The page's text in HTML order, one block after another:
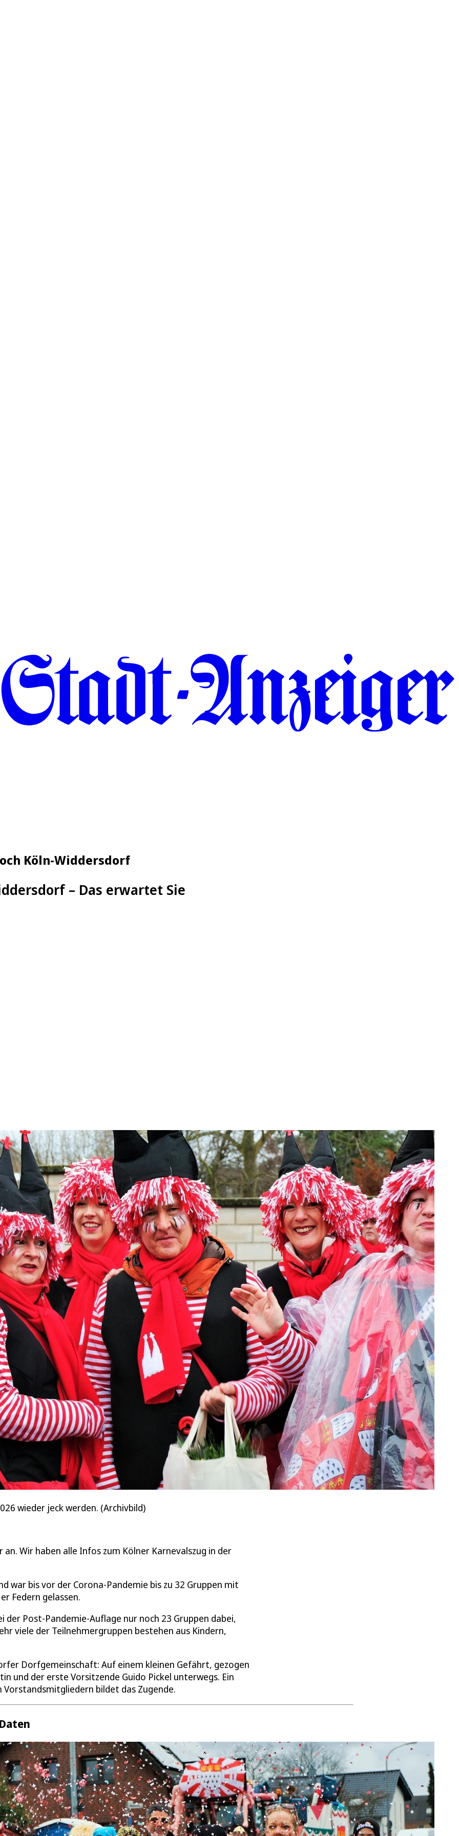
Köln-Widdersdorf
– Das erwartet Sie
wieder jeck werden. (Archivbild)
Wir haben alle Infos zum Kölner Karnevalszug in der
bis vor der Corona-Pandemie bis zu 32 Gruppen mit
Federn gelassen.
der Post-Pandemie-Auflage nur noch 23 Gruppen dabei,
viele der Teilnehmergruppen bestehen aus Kindern,
Dorfgemeinschaft: Auf einem kleinen Gefährt, gezogen
und der erste Vorsitzende Guido Pickel unterwegs. Ein
bildet das Zugende.